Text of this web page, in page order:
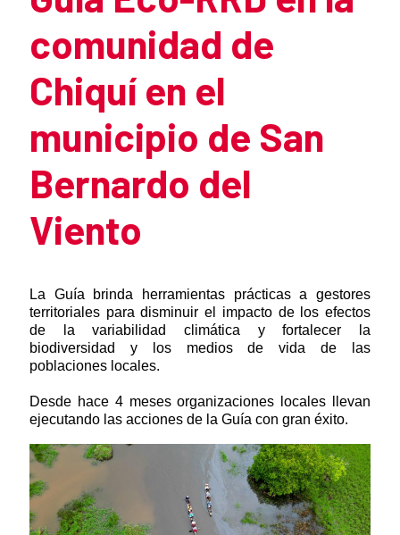
comunidad de
Chiquí en el
municipio de San
Bernardo del
Viento
La Guía brinda herramientas prácticas a gestores
territoriales para disminuir el impacto de los efectos
de la variabilidad climática y fortalecer la
biodiversidad y los medios de vida de las
poblaciones locales.
Desde hace 4 meses organizaciones locales llevan
ejecutando las acciones de la Guía con gran éxito.